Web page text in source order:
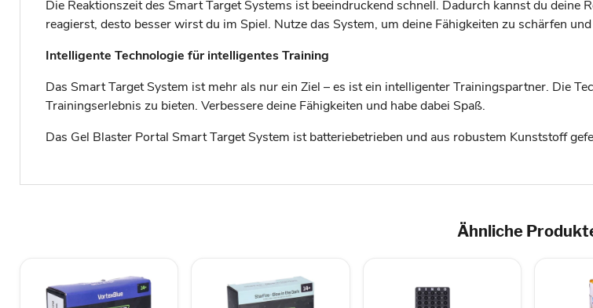
Die Reaktionszeit des Smart Target Systems ist beeindruckend schnell. Dadurch kannst du deine
reagierst, desto besser wirst du im Spiel. Nutze das System, um deine Fähigkeiten zu schärfen
Intelligente Technologie für intelligentes Training
Das Smart Target System ist mehr als nur ein Ziel – es ist ein intelligenter Trainingspartner. Die
Trainingserlebnis zu bieten. Verbessere deine Fähigkeiten und habe dabei Spaß.
Das Gel Blaster Portal Smart Target System ist batteriebetrieben und aus robustem Kunststoff
Ähnliche